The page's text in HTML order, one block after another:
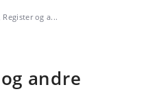
Register og a...
andre